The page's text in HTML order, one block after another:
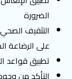
الضرورة
التثقيف
على الرضاعة
تطبيق قواعد
التأكد من